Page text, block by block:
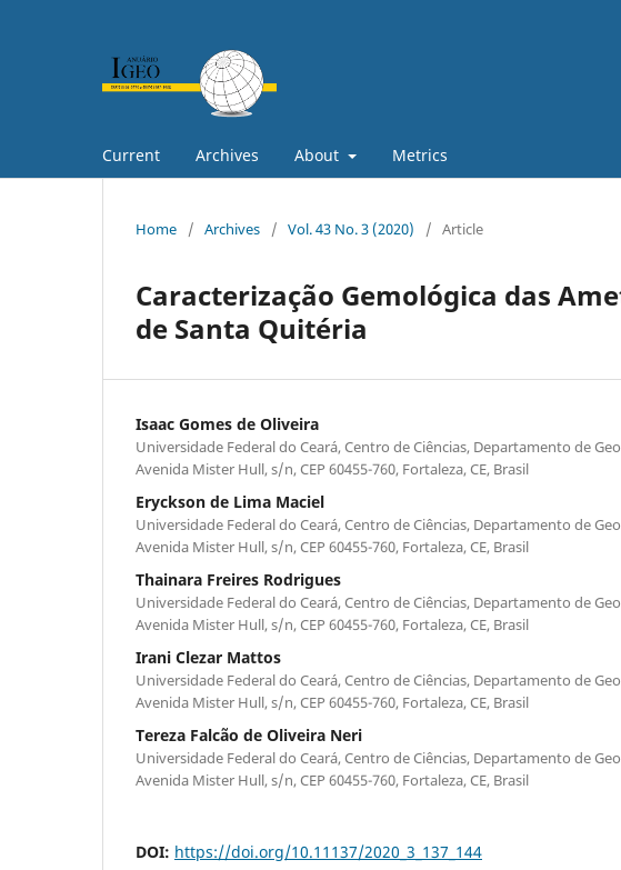
Current Archives About Metrics
Home / Archives / Vol. 43 No. 3 (2020) / Article
Caracterização Gemológica das
de Santa Quitéria
Isaac Gomes de Oliveira
Universidade Federal do Ceará, Centro de Ciências, Departamento de
Avenida Mister Hull, s/n, CEP 60455-760, Fortaleza, CE, Brasil
Eryckson de Lima Maciel
Universidade Federal do Ceará, Centro de Ciências, Departamento de
Avenida Mister Hull, s/n, CEP 60455-760, Fortaleza, CE, Brasil
Thainara Freires Rodrigues
Universidade Federal do Ceará, Centro de Ciências, Departamento de
Avenida Mister Hull, s/n, CEP 60455-760, Fortaleza, CE, Brasil
Irani Clezar Mattos
Universidade Federal do Ceará, Centro de Ciências, Departamento de
Avenida Mister Hull, s/n, CEP 60455-760, Fortaleza, CE, Brasil
Tereza Falcão de Oliveira Neri
Universidade Federal do Ceará, Centro de Ciências, Departamento de
Avenida Mister Hull, s/n, CEP 60455-760, Fortaleza, CE, Brasil
DOI: https://doi.org/10.11137/2020_3_137_144